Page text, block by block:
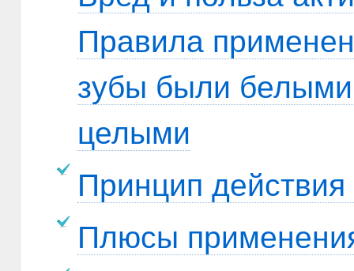
Правила
зубы были
целыми
Принцип действия
Плюсы